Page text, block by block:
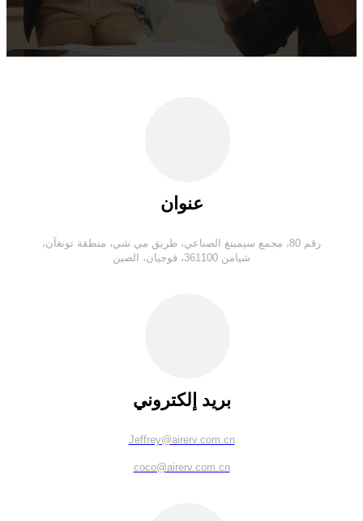
عنوان
رقم 80، مجمع سيمينغ الصناعي، طريق مي شي، منطقة تونغآن،
شيامن 361100، فوجيان، الصين
بريد إلكتروني
Jeffrey@airerv.com.cn
coco@airerv.com.cn